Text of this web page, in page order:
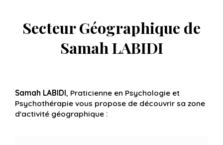
Secteur Géographique de
Samah LABIDI
Samah LABIDI, Praticienne en Psychologie et
Psychothérapie vous propose de découvrir sa zone
d'activité géographique :